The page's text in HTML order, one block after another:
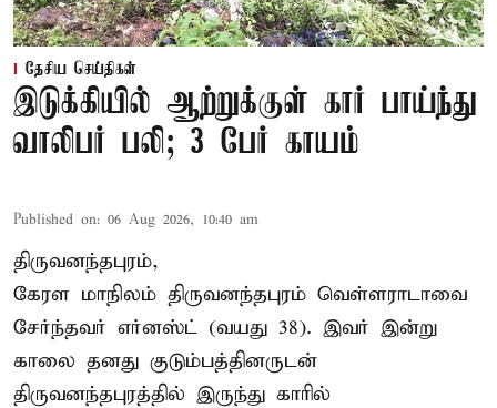
தேசிய செய்திகள்
இடுக்கியில் ஆற்றுக்குள் கார் பாய்ந்து
வாலிபர் பலி; 3 பேர் காயம்
Published on: 06 Aug 2026, 10:40 am
திருவனந்தபுரம்,
கேரள மாநிலம் திருவனந்தபுரம் வெள்ளராடாவை
சேர்ந்தவர் எர்னஸ்ட் (வயது 38). இவர் இன்று
காலை தனது குடும்பத்தினருடன்
திருவனந்தபுரத்தில் இருந்து காரில்